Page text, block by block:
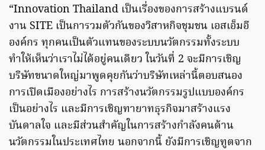
“Innovation Thailand เป็นเรื่องของการสร้างแบรนด์
งาน SITE เป็นการวมตัวกันของวิสาหกิจชุมชน เอสเอ็มอี
องค์กร ทุกคนเป็นตัวแทนของระบบนวัตกรรมทั้งระบบ
ทำให้เห็นว่าเราไม่ได้อยู่คนเดียว ในวันที่ 2 จะมีการเชิญ
บริษัทขนาดใหญ่มาพูดคุยกันว่าบริษัทเหล่านี้ตอบสนอง
การเปิดเมืองอย่างไร การสร้างนวัตกรรมรูปแบบองค์กร
เป็นอย่างไร และมีการเชิญทายาทธุรกิจมาสร้างแรง
บันดาลใจ และมีส่วนสำคัญในการสร้างกำลังคนด้าน
นวัตกรรมในประเทศไทย นอกจากนี้ ยังมีการเชิญทูตจาก